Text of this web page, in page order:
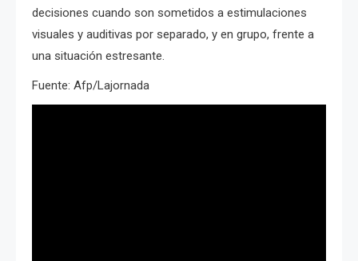
decisiones cuando son sometidos a estimulaciones
visuales y auditivas por separado, y en grupo, frente a
una situación estresante.
Fuente: Afp/Lajornada